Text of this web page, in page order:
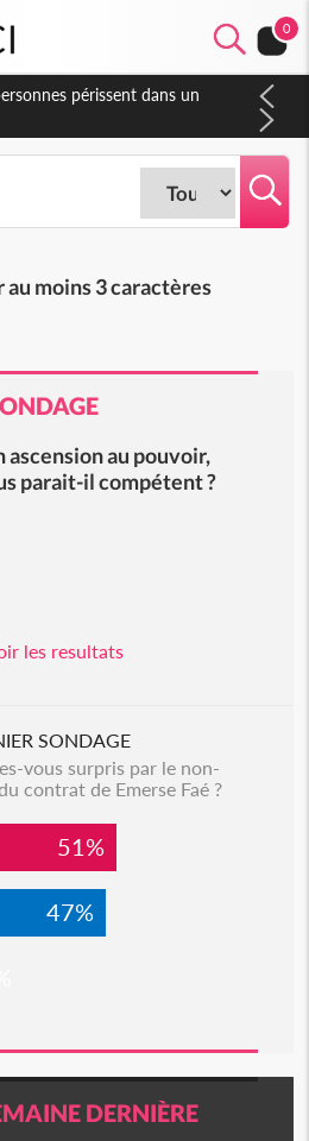
0
périssent dans un
moins 3 caractères
ascension au pouvoir,
parait-il compétent ?
les resultats
SONDAGE
vous surpris par le non-
contrat de Emerse Faé ?
51%
47%
DERNIÈRE